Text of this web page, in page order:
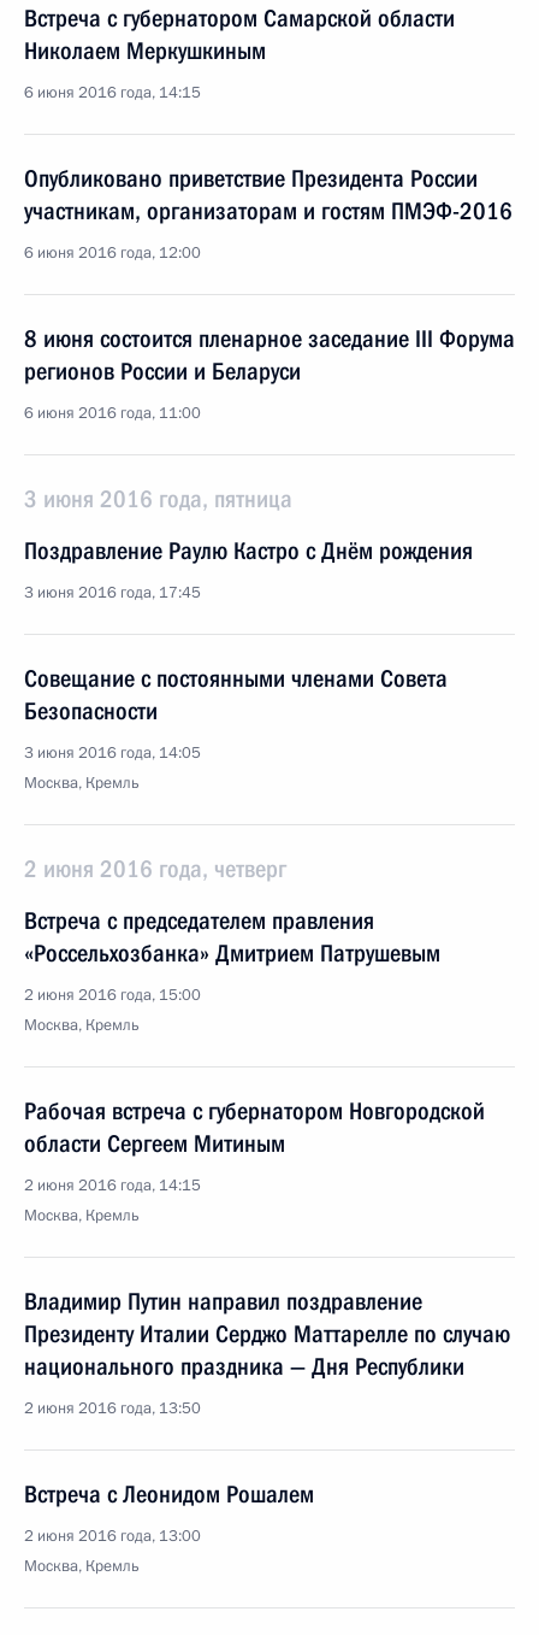
Встреча с губернатором Самарской области
Николаем Меркушкиным
6 июня 2016 года, 14:15
Опубликовано приветствие Президента России
участникам, организаторам и гостям ПМЭФ-2016
6 июня 2016 года, 12:00
8 июня состоится пленарное заседание III Форума
регионов России и Беларуси
6 июня 2016 года, 11:00
3 июня 2016 года, пятница
Поздравление Раулю Кастро с Днём рождения
3 июня 2016 года, 17:45
Совещание с постоянными членами Совета
Безопасности
3 июня 2016 года, 14:05
Москва, Кремль
2 июня 2016 года, четверг
Встреча с председателем правления
«Россельхозбанка» Дмитрием Патрушевым
2 июня 2016 года, 15:00
Москва, Кремль
Рабочая встреча с губернатором Новгородской
области Сергеем Митиным
2 июня 2016 года, 14:15
Москва, Кремль
Владимир Путин направил поздравление
Президенту Италии Серджо Маттарелле по случаю
национального праздника — Дня Республики
2 июня 2016 года, 13:50
Встреча с Леонидом Рошалем
2 июня 2016 года, 13:00
Москва, Кремль